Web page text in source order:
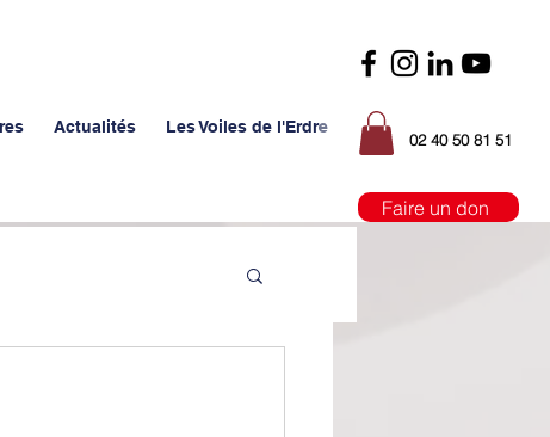
Actualités Les Voiles de l'Erdre
02 40 50 81 51
Faire un don